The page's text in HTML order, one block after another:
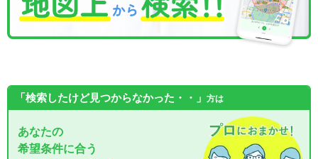
「検索したけど見つからなかった・・」 方は
あなたの
希望条件に合う